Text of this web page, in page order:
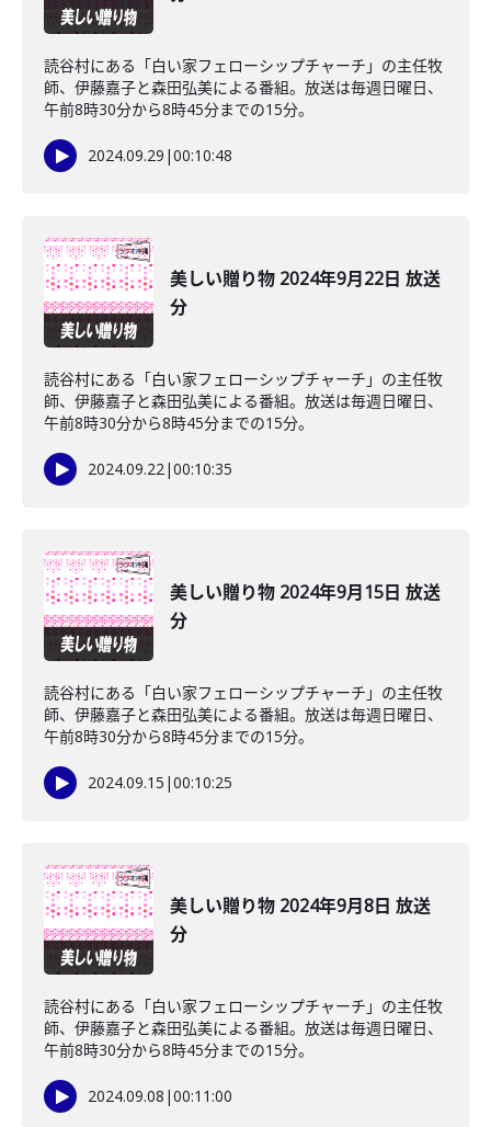
読谷村にある「白い家フェローシップチャーチ」の主任牧
師、伊藤嘉子と森田弘美による番組。放送は毎週日曜日、
午前8時30分から8時45分までの15分。
2024.09.29 |00:10:48
美しい贈り物 2024年9月22日 放送
分
読谷村にある「白い家フェローシップチャーチ」の主任牧
師、伊藤嘉子と森田弘美による番組。放送は毎週日曜日、
午前8時30分から8時45分までの15分。
2024.09.22|00:10:35
美しい贈り物 2024年9月15日 放送
分
読谷村にある「白い家フェローシップチャーチ」の主任牧
師、伊藤嘉子と森田弘美による番組。放送は毎週日曜日、
午前8時30分から8時45分までの15分。
2024.09.15 |00:10:25
美しい贈り物 2024年9月8日 放送
分
読谷村にある「白い家フェローシップチャーチ」の主任牧
師、伊藤嘉子と森田弘美による番組。放送は毎週日曜日、
午前8時30分から8時45分までの15分。
2024.09.08 |00:11:00